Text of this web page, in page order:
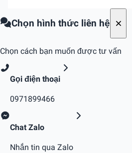
Chọn hình thức liên hệ
Chọn cách bạn muốn được tư vấn
Gọi điện thoại
0971899466
Chat Zalo
Nhắn tin qua Zalo